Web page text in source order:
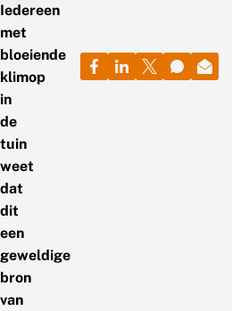
Iedereen
met
bloeiende
klimop
in
de
tuin
weet
dat
dit
een
geweldige
bron
van